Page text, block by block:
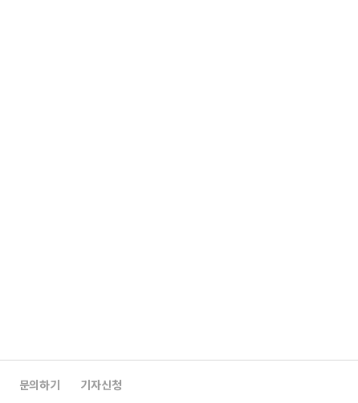
문의하기 기자신청